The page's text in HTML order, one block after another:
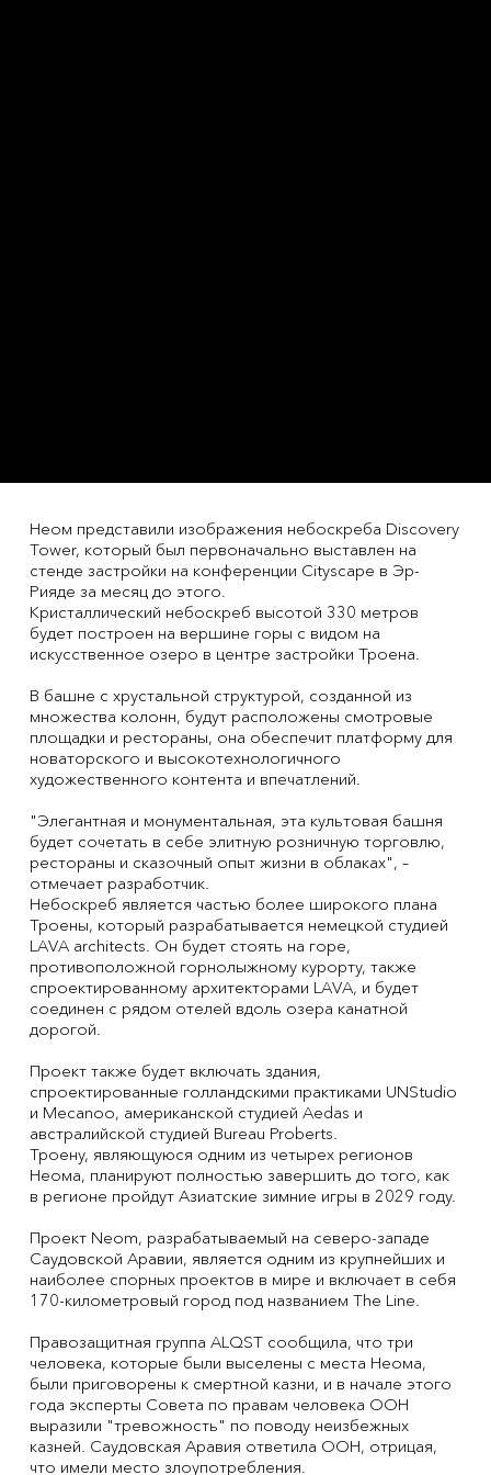
Неом представили изображения небоскреба Discovery
Tower, который был первоначально выставлен на
стенде застройки на конференции Cityscape в Эр-
Рияде за месяц до этого.
Кристаллический небоскреб высотой 330 метров
будет построен на вершине горы с видом на
искусственное озеро в центре застройки Троена.
В башне с хрустальной структурой, созданной из
множества колонн, будут расположены смотровые
площадки и рестораны, она обеспечит платформу для
новаторского и высокотехнологичного
художественного контента и впечатлений.
"Элегантная и монументальная, эта культовая башня
будет сочетать в себе элитную розничную торговлю,
рестораны и сказочный опыт жизни в облаках", –
отмечает разработчик.
Небоскреб является частью более широкого плана
Троены, который разрабатывается немецкой студией
LAVA architects. Он будет стоять на горе,
противоположной горнолыжному курорту, также
спроектированному архитекторами LAVA, и будет
соединен с рядом отелей вдоль озера канатной
дорогой.
Проект также будет включать здания,
спроектированные голландскими практиками UNStudio
и Mecanoo, американской студией Aedas и
австралийской студией Bureau Proberts.
Троену, являющуюся одним из четырех регионов
Неома, планируют полностью завершить до того, как
в регионе пройдут Азиатские зимние игры в 2029 году.
Проект Neom, разрабатываемый на северо-западе
Саудовской Аравии, является одним из крупнейших и
наиболее спорных проектов в мире и включает в себя
170-километровый город под названием The Line.
Правозащитная группа ALQST сообщила, что три
человека, которые были выселены с места Неома,
были приговорены к смертной казни, и в начале этого
года эксперты Совета по правам человека ООН
выразили "тревожность" по поводу неизбежных
казней. Саудовская Аравия ответила ООН, отрицая,
что имели место злоупотребления.